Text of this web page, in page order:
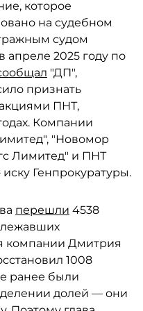
которое
на судебном
судом
апреле 2025 году по
"ДП",
признать
ПНТ,
Компании
"Новомор
Лимитед" и ПНТ
Генпрокуратуры.
перешли 4538
компании Дмитрия
1008
ранее были
долей — они